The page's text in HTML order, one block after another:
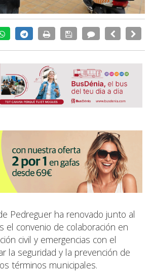
Pedreguer ha renovado junto al
el convenio de colaboración en
civil y emergencias con el
la seguridad y la prevención de
términos municipales.